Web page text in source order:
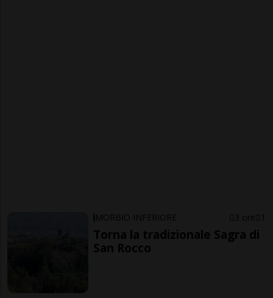
MORBIO INFERIORE 3 ore 1
Torna la tradizionale Sagra di
San Rocco